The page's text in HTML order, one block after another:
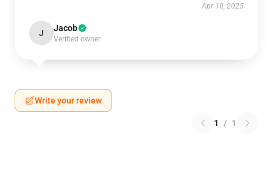
Apr 10, 2025
J Jacob
Verified owner
Write your review
1 / 1